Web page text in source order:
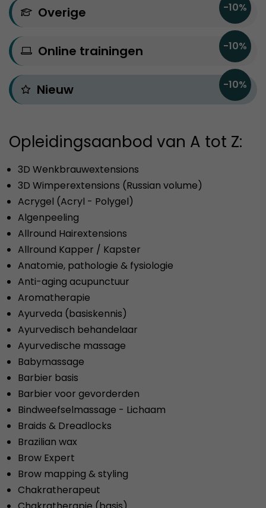
-10%
Overige
-10%
Online trainingen
-10%
Nieuw
Opleidingsaanbod van A tot Z:
3D Wenkbrauwextensions
3D Wimperextensions (Russian volume)
Acrygel (Acryl - Polygel)
Algenpeeling
Allround Hairextensions
Allround Kapper / Kapster
Anatomie, pathologie & fysiologie
Anti-aging acupunctuur
Aromatherapie
Ayurveda (basiskennis)
Ayurvedisch behandelaar
Ayurvedische massage
Babymassage
Barbier basis
Barbier voor gevorderden
Bindweefselmassage - Lichaam
Braids & Dreadlocks
Brazilian wax
Brow Expert
Brow mapping & styling
Chakratherapeut